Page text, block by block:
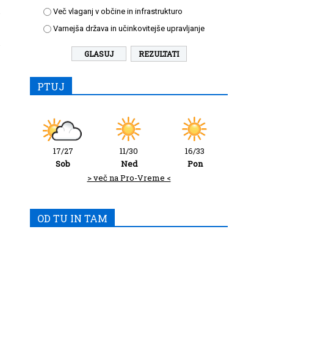
Več vlaganj v občine in infrastrukturo
Varnejša država in učinkovitejše upravljanje
REZULTATI
PTUJ
17/27
Sob
11/30
Ned
16/33
Pon
> več na Pro-Vreme <
OD TU IN TAM